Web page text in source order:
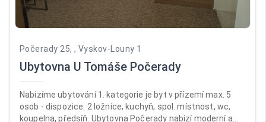
Počerady 25, , Vyskov-Louny 1
Ubytovna U Tomáše Počerady
Nabízíme ubytování 1. kategorie je byt v přízemí max. 5
osob - dispozice: 2 ložnice, kuchyň, spol. místnost, wc,
koupelna, předsíň. Ubytovna Počerady nabízí moderní a